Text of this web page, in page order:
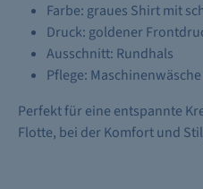
Farbe: graues Shirt mit
Druck: goldener
Ausschnitt: Rundhals
Pflege:
Perfekt für eine entspannte
Flotte, bei der Komfort und